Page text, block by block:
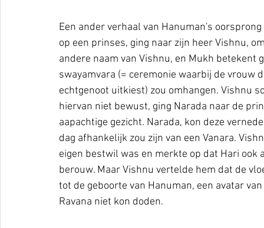
Een ander verhaal van Hanuman's
op een prinses, ging naar zijn heer Vishnu,
andere naam van Vishnu, en Mukh betekent
swayamvara (= ceremonie waarbij de vrouw
echtgenoot uitkiest) zou omhangen. Vishnu
hiervan niet bewust, ging Narada naar de
aapachtige gezicht. Narada, kon deze
dag afhankelijk zou zijn van een Vanara.
eigen bestwil was en merkte op dat Hari
berouw. Maar Vishnu vertelde hem dat de
tot de geboorte van Hanuman, een avatar
Ravana niet kon doden.